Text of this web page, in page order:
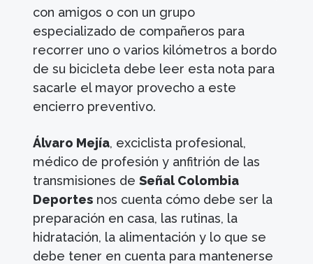
con amigos o con un grupo
especializado de compañeros para
recorrer uno o varios kilómetros a bordo
de su bicicleta debe leer esta nota para
sacarle el mayor provecho a este
encierro preventivo.
Álvaro Mejía, exciclista profesional,
médico de profesión y anfitrión de las
transmisiones deSeñal Colombia
Deportes nos cuenta cómo debe ser la
preparación en casa, las rutinas, la
hidratación, la alimentación y lo que se
debe tener en cuenta para mantenerse